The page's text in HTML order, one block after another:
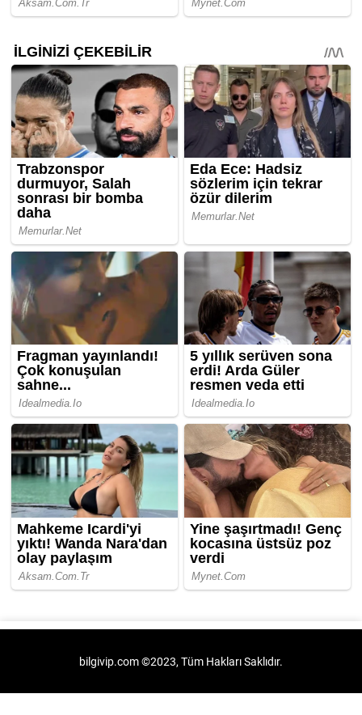
bilgivip.com ©2023, Tüm Hakları Saklıdır.